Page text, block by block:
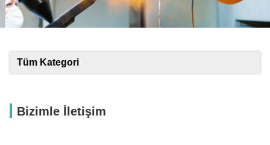
Tüm Kategori
Bizimle İletişim